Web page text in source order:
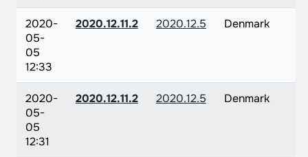
2020-
05-
05
12:33
2020.12.11.2 2020.12.5 Denmark
2020-
05-
05
12:31
2020.12.11.2 2020.12.5 Denmark